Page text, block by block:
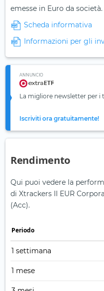
emesse in Euro da società.
Scheda informativa
Informazioni per gli
ANNUNCIO
La migliore newsletter per i
Iscriviti ora gratuitamente!
Rendimento
Qui puoi vedere la
di Xtrackers II EUR
(Acc).
Periodo
1 settimana
1 mese